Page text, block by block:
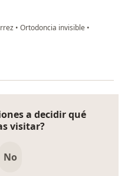
• Ortodoncia invisible •
a decidir qué
visitar?
No